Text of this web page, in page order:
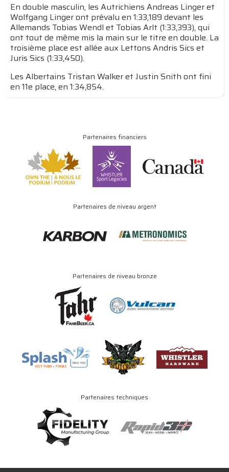
En double masculin, les Autrichiens Andreas Linger et
Wolfgang Linger ont prévalu en 1:33,189 devant les
Allemands Tobias Wendl et Tobias Arlt (1:33,393), qui
ont tout de même mis la main sur le titre en double. La
troisième place est allée aux Lettons Andris Sics et
Juris Sics (1:33,450).
Les Albertains Tristan Walker et Justin Snith ont fini
en 11e place, en 1:34,854.
Partenaires financiers
Partenaires de niveau argent
Partenaires de niveau bronze
Partenaires techniques